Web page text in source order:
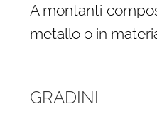
A montanti
metallo o in
GRADINI